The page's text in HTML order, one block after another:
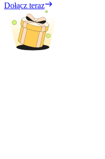
Dołącz teraz